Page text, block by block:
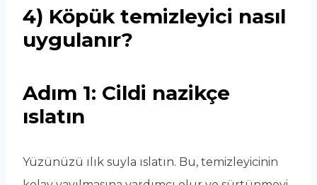
4) Köpük temizleyici nasıl
uygulanır?
Adım 1: Cildi nazikçe
ıslatın
Yüzünüzü ılık suyla ıslatın. Bu, temizleyicinin